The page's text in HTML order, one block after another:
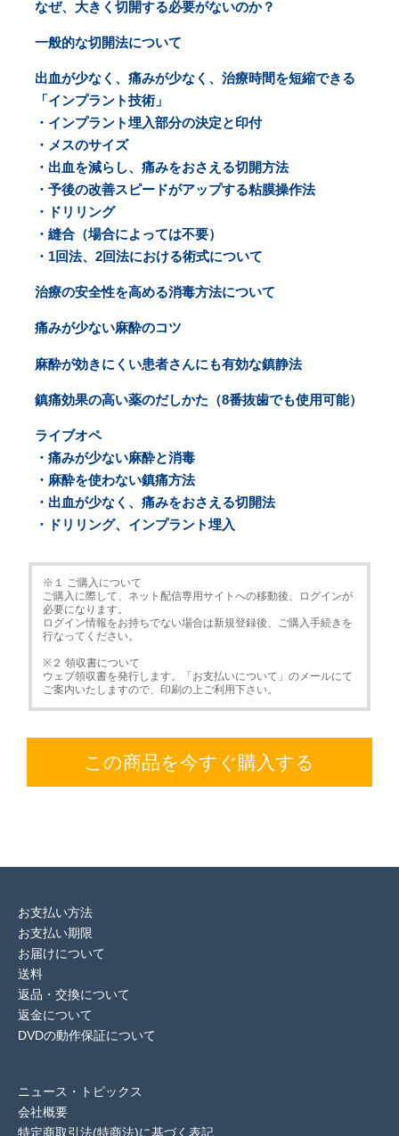
なぜ、大きく切開する必要がないのか？
一般的な切開法について
出血が少なく、痛みが少なく、治療時間を短縮できる
「インプラント技術」
・インプラント埋入部分の決定と印付
・メスのサイズ
・出血を減らし、痛みをおさえる切開方法
・予後の改善スピードがアップする粘膜操作法
・ドリリング
・縫合（場合によっては不要）
・1回法、2回法における術式について
治療の安全性を高める消毒方法について
痛みが少ない麻酔のコツ
麻酔が効きにくい患者さんにも有効な鎮静法
鎮痛効果の高い薬のだしかた（8番抜歯でも使用可能）
ライブオペ
・痛みが少ない麻酔と消毒
・麻酔を使わない鎮痛方法
・出血が少なく、痛みをおさえる切開法
・ドリリング、インプラント埋入
※１ ご購入について
ご購入に際して、ネット配信専用サイトへの移動後、ログインが
必要になります。
ログイン情報をお持ちでない場合は新規登録後、ご購入手続きを
行なってください。
※２ 領収書について
ウェブ領収書を発行します。「お支払いについて」のメールにて
ご案内いたしますので、印刷の上ご利用下さい。
この商品を今すぐ購入する
お支払い方法
お支払い期限
お届けについて
送料
返品・交換について
返金について
DVDの動作保証について
ニュース・トピックス
会社概要
特定商取引法(特商法)に基づく表記